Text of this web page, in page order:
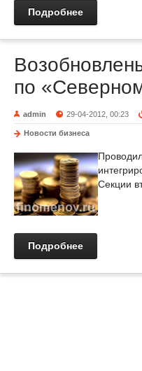
Подробнее
по
admin 29-04-2012, 00:23
Новости бизнеса
Секции
Подробнее